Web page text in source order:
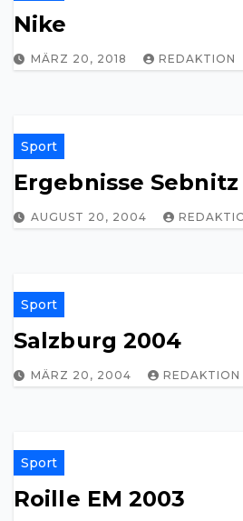
Nike
MÄRZ 20, 2018 REDAKTION
Sport
Ergebnisse
AUGUST 20, 2004
Sport
Salzburg 2004
MÄRZ 20, 2004 REDAKTION
Sport
Roille EM 2003